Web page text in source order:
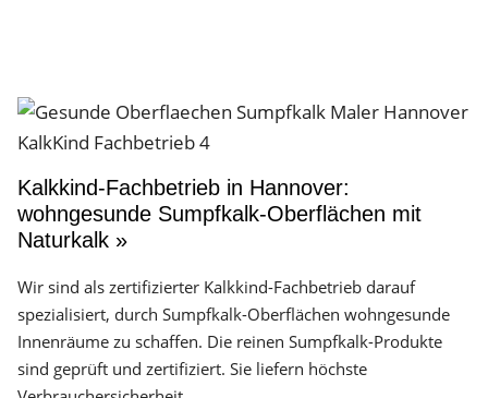
Kalkkind-Fachbetrieb in Hannover:
wohngesunde Sumpfkalk-Oberflächen mit
Naturkalk »
Wir sind als zertifizierter Kalkkind-Fachbetrieb darauf
spezialisiert, durch Sumpfkalk-Oberflächen wohngesunde
Innenräume zu schaffen. Die reinen Sumpfkalk-Produkte
sind geprüft und zertifiziert. Sie liefern höchste